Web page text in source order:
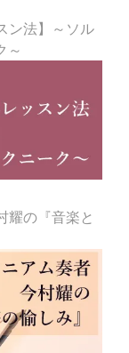
ン法】～ソル
～
耀の『音楽と